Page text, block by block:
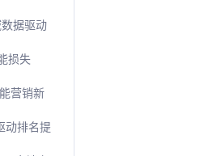
据驱动
损失
营销新
动排名提